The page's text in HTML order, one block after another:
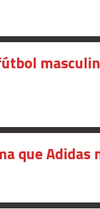
que Adidas